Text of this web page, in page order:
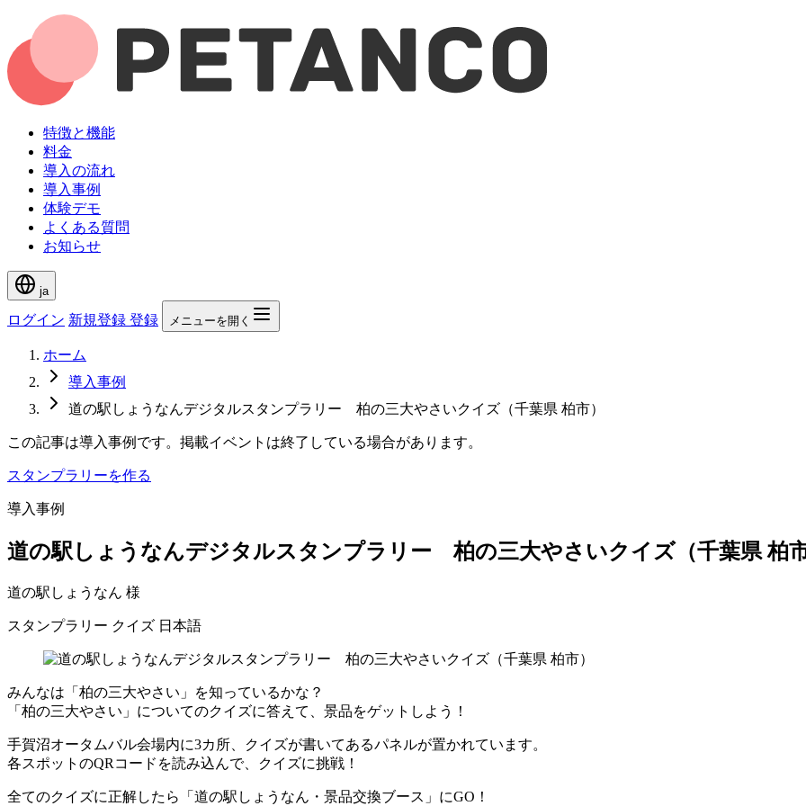
特徴と機能
料金
導入の流れ
導入事例
体験デモ
よくある質問
お知らせ
ja
ログイン 新規登録 登録 メニューを開く
ホーム
導入事例
道の駅しょうなんデジタルスタンプラリー 柏の三大やさいクイズ（千葉県 柏市）
この記事は導入事例です。掲載イベントは終了している場合があります。
スタンプラリーを作る
導入事例
道の駅しょうなんデジタルスタンプラリー 柏の三大やさいクイズ（千葉県 柏
道の駅しょうなん 様
スタンプラリー クイズ 日本語
みんなは「柏の三大やさい」を知っているかな？
「柏の三大やさい」についてのクイズに答えて、景品をゲットしよう！
手賀沼オータムバル会場内に3カ所、クイズが書いてあるパネルが置かれています。
各スポットのQRコードを読み込んで、クイズに挑戦！
全てのクイズに正解したら「道の駅しょうなん・景品交換ブース」にGO！